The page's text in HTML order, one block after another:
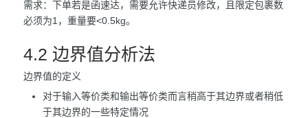
需求：下单若是函速达，需要允许快递员修改，且限定包裹数
必须为1，重量要<0.5kg。
4.2 边界值分析法
边界值的定义
对于输入等价类和输出等价类而言稍高于其边界或者稍低
于其边界的一些特定情况